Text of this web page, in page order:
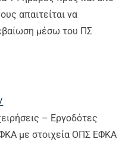
απαιτείται να
μέσω του ΠΣ
– Εργοδότες
με στοιχεία ΟΠΣ ΕΦΚΑ